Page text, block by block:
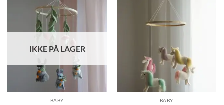
IKKE PÅ LAGER
BABY BABY